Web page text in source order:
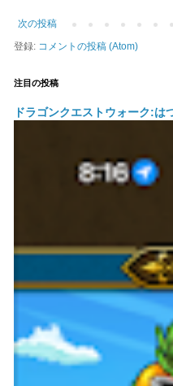
次の投稿
登録: コメントの投稿 (Atom)
注目の投稿
ドラゴンクエストウォーク:は